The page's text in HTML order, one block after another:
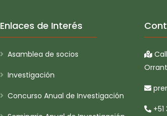
Enlaces de Interés
Asamblea de socios
Investigación
Concurso Anual de Investigación